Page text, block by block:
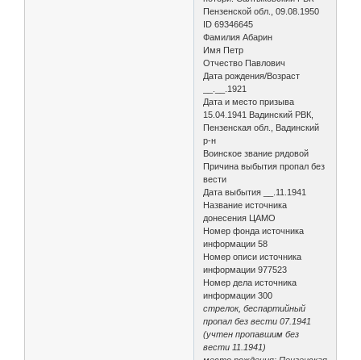
Пензенской обл., 09.08.1950
ID 69346645
Фамилия Абарин
Имя Петр
Отчество Павлович
Дата рождения/Возраст
__.__.1921
Дата и место призыва
15.04.1941 Вадинский РВК,
Пензенская обл., Вадинский
р-н
Воинское звание рядовой
Причина выбытия пропал без
вести
Дата выбытия __.11.1941
Название источника
донесения ЦАМО
Номер фонда источника
информации 58
Номер описи источника
информации 977523
Номер дела источника
информации 300
стрелок, беспартийный
пропал без вести 07.1941
(учтен пропавшим без
вести 11.1941)